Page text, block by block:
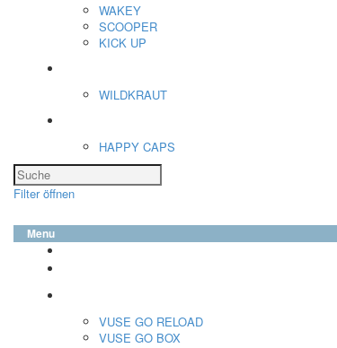
WAKEY
SCOOPER
KICK UP
WILDKRAUT
HAPPY CAPS
Filter öffnen
Menu
VUSE GO RELOAD
VUSE GO BOX